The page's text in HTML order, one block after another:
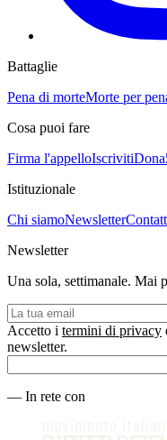
Battaglie
Pena di morteMorte per
Cosa puoi fare
Firma l'appelloIscrivitiDona
Istituzionale
Chi siamoNewsletter
Newsletter
Una sola, settimanale. Mai
Accetto i termini di privacy
newsletter.
— In rete con